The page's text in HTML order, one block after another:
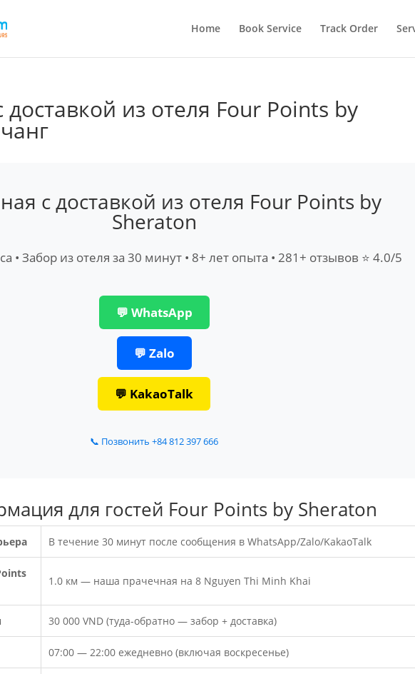
Home Book Service Track Order
из отеля Four Points by
с доставкой из отеля Four Points by
Sheraton
• Забор из отеля за 30 минут • 8+ лет опыта • 281+ отзывов ⭐ 4.0/5
💬 WhatsApp
💬 Zalo
💬 KakaoTalk
📞 Позвонить +84 812 397 666
для гостей Four Points by Sheraton
В течение 30 минут после сообщения в WhatsApp/Zalo/KakaoTalk
1.0 км — наша прачечная на 8 Nguyen Thi Minh Khai
30 000 VND (туда-обратно — забор + доставка)
07:00 — 22:00 ежедневно (включая воскресенье)